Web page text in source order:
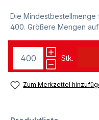
Die Mindestbestellmenge
400. Größere Mengen
Stk.
Zum Merkzettel